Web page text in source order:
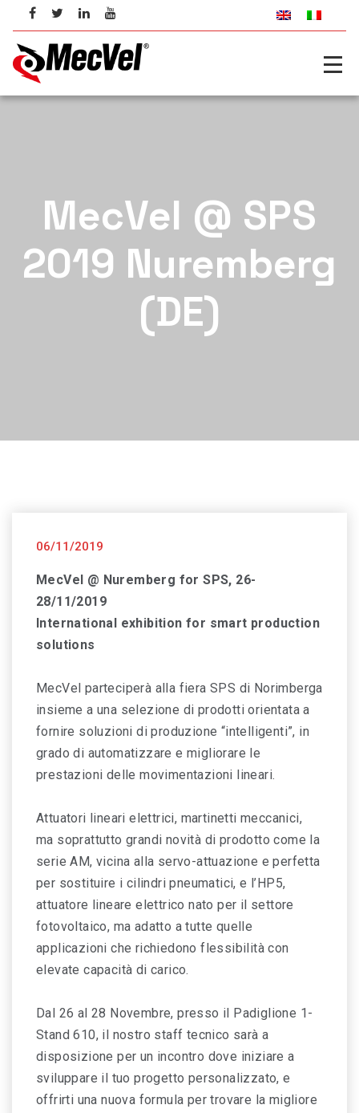
MecVel @ SPS
2019 Nuremberg
(DE)
06/11/2019
MecVel @ Nuremberg for SPS, 26-
28/11/2019
International exhibition for smart production
solutions
MecVel parteciperà alla fiera SPS di Norimberga
insieme a una selezione di prodotti orientata a
fornire soluzioni di produzione “intelligenti”, in
grado di automatizzare e migliorare le
prestazioni delle movimentazioni lineari.
Attuatori lineari elettrici, martinetti meccanici,
ma soprattutto grandi novità di prodotto come la
serie AM, vicina alla servo-attuazione e perfetta
per sostituire i cilindri pneumatici, e l’HP5,
attuatore lineare elettrico nato per il settore
fotovoltaico, ma adatto a tutte quelle
applicazioni che richiedono flessibilità con
elevate capacità di carico.
Dal 26 al 28 Novembre, presso il Padiglione 1-
Stand 610, il nostro staff tecnico sarà a
disposizione per un incontro dove iniziare a
sviluppare il tuo progetto personalizzato, e
offrirti una nuova formula per trovare la migliore